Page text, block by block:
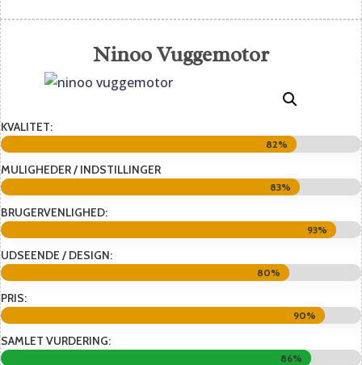
Ninoo Vuggemotor
KVALITET:
82%
82%
MULIGHEDER / INDSTILLINGER
83%
83%
BRUGERVENLIGHED:
93%
93%
UDSEENDE / DESIGN:
80%
80%
PRIS:
90%
90%
SAMLET VURDERING:
86%
86%